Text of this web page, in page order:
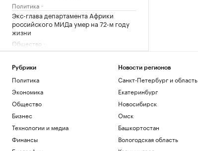
Политика
Экс-глава департамента Африки
российского МИДа умер на 72-м году
жизни
Общество
Bloomberg узнал о росте импорта
Экономика
Пентагон опубликовал 16 новых видео
с неопознанными летающими
объектами
Общество
Трамп заявил, что победитель гонки ИИ
станет лидером
Технологии и медиа
Рубрики
Политика
Экономика
Общество
Бизнес
Технологии и медиа
Финансы
Новости регионов
Санкт-Петербург и область
Екатеринбург
Новосибирск
Омск
Башкортостан
Вологодская область